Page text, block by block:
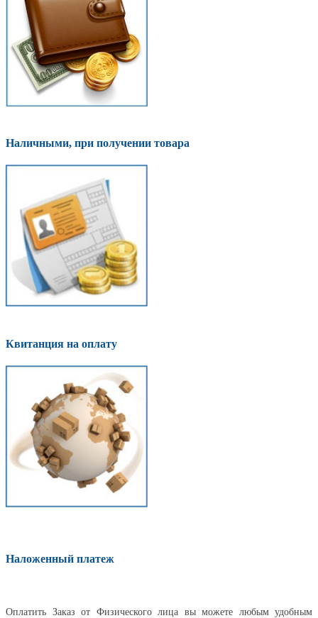
Наличными, при получении товара
Квитанция на оплату
Наложенный платеж
Оплатить Заказ от Физического лица вы можете любым удобным